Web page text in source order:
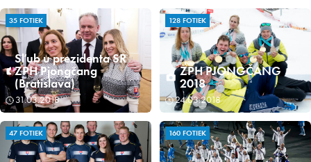
35 FOTIEK
Sľub u prezidenta SR
ZPH Pjongčang
(Bratislava)
31.03.2018
128 FOTIEK
ZPH PJONGČANG
2018
24.03.2018
47 FOTIEK 160 FOTIEK